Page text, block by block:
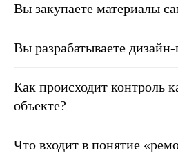
Вы закупаете материалы
Вы разрабатываете дизайн-
Как происходит контроль
объекте?
Что входит в понятие